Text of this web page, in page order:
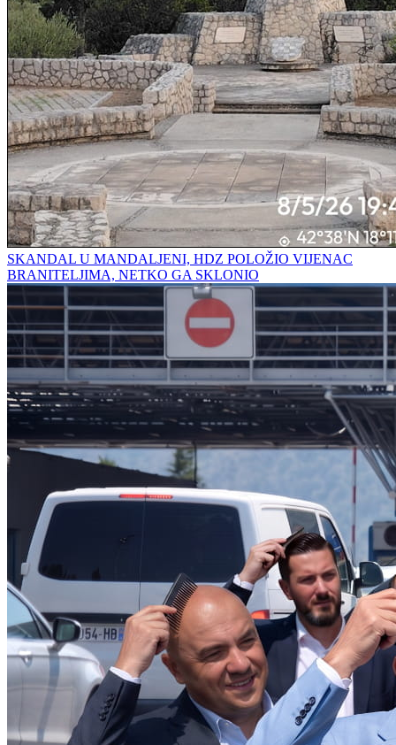
SKANDAL U MANDALJENI, HDZ POLOŽIO VIJENAC
BRANITELJIMA, NETKO GA SKLONIO